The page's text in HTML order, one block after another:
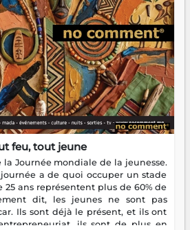
feu, tout jeune
la Journée mondiale de la jeunesse.
a de quoi occuper un stade
ans représentent plus de 60% de
dit, les jeunes ne sont pas
Ils sont déjà le présent, et ils ont
ils sont de plus en